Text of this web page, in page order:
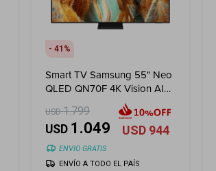
41
Smart TV Samsung 55" Neo
QLED QN70F 4K Vision AI
USD 1.799
USD 1.049 USD 944
ENVIO GRATIS
ENVÍO A TODO EL PAÍS